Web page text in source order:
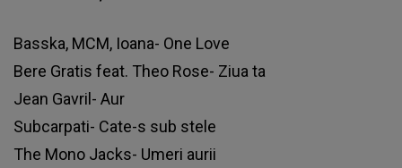
Basska, MCM, Ioana- One Love
Bere Gratis feat. Theo Rose- Ziua ta
Jean Gavril- Aur
Subcarpati- Cate-s sub stele
The Mono Jacks- Umeri aurii